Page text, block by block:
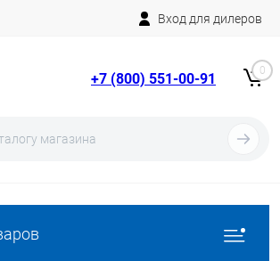
Вход для дилеров
+7 (800) 551-00-91 0